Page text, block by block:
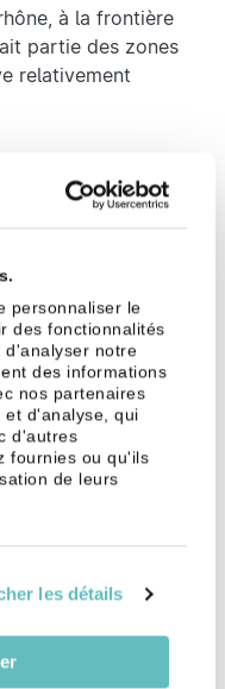
personnaliser le
des fonctionnalités
d'analyser notre
des informations
nos partenaires
et d'analyse, qui
d'autres
fournies ou qu'ils
de leurs
les détails
à la frontière
partie des zones
relativement
n’est pas
croissante
des taux
le marché
ont de plus
immobilier. Cette
des
pour un prêt de
malgré la
à la hausse.
légal que